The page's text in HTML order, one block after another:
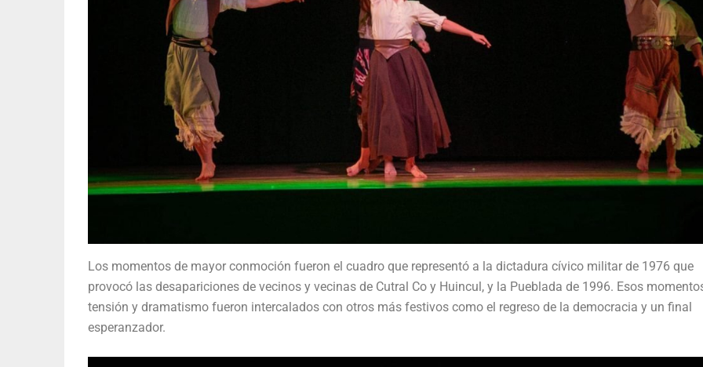
Los momentos de mayor conmoción fueron el cuadro que representó a la dictadura cívico militar de 1976 que
provocó las desapariciones de vecinos y vecinas de Cutral Co y Huincul, y la Pueblada de 1996. Esos
tensión y dramatismo fueron intercalados con otros más festivos como el regreso de la democracia y un final
esperanzador.